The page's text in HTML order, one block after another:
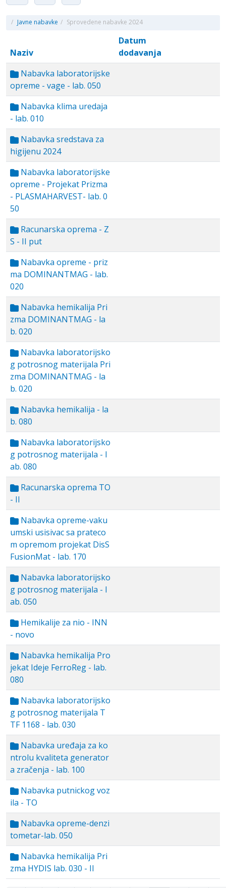
/ Javne nabavke / Sprovedene nabavke 2024
Naziv
Datum
dodavanja
Nabavka laboratorijske
opreme - vage - lab. 050
Nabavka klima uredaja
- lab. 010
Nabavka sredstava za
higijenu 2024
Nabavka laboratorijske
opreme - Projekat Prizma
- PLASMAHARVEST- lab. 0
50
Racunarska oprema - Z
S - II put
Nabavka opreme - priz
ma DOMINANTMAG - lab.
020
Nabavka hemikalija Pri
zma DOMINANTMAG - la
b. 020
Nabavka laboratorijsko
g potrosnog materijala Pri
zma DOMINANTMAG - la
b. 020
Nabavka hemikalija - la
b. 080
Nabavka laboratorijsko
g potrosnog materijala - l
ab. 080
Racunarska oprema TO
- II
Nabavka opreme-vaku
umski usisivac sa prateco
m opremom projekat DisS
FusionMat - lab. 170
Nabavka laboratorijsko
g potrosnog materijala - l
ab. 050
Hemikalije za nio - INN
- novo
Nabavka hemikalija Pro
jekat Ideje FerroReg - lab.
080
Nabavka laboratorijsko
g potrosnog materijala T
TF 1168 - lab. 030
Nabavka uređaja za ko
ntrolu kvaliteta generator
a zračenja - lab. 100
Nabavka putnickog voz
ila - TO
Nabavka opreme-denzi
tometar-lab. 050
Nabavka hemikalija Pri
zma HYDIS lab. 030 - II